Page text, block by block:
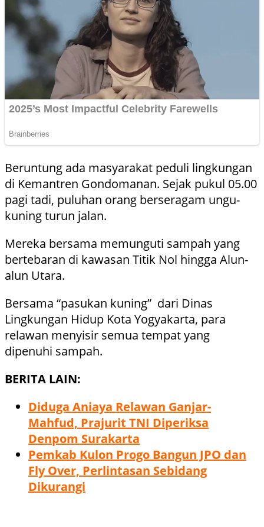
Beruntung ada masyarakat peduli lingkungan
di Kemantren Gondomanan. Sejak pukul 05.00
pagi tadi, puluhan orang berseragam ungu-
kuning turun jalan.
Mereka bersama memunguti sampah yang
bertebaran di kawasan Titik Nol hingga Alun-
alun Utara.
Bersama “pasukan kuning” dari Dinas
Lingkungan Hidup Kota Yogyakarta, para
relawan menyisir semua tempat yang
dipenuhi sampah.
BERITA LAIN:
Diduga Aniaya Relawan Ganjar-
Mahfud, Prajurit TNI Diperiksa
Denpom Surakarta
Pemkab Kulon Progo Bangun JPO dan
Fly Over, Perlintasan Sebidang
Dikurangi